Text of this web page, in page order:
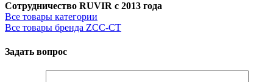
Сотрудничество RUVIR с 2013 года
Все товары категории
Все товары бренда ZCC-CT
Задать вопрос